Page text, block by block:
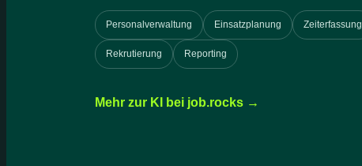
Personalverwaltung Einsatzplanung Zeiterfassung
Rekrutierung Reporting
Mehr zur KI bei job.rocks →